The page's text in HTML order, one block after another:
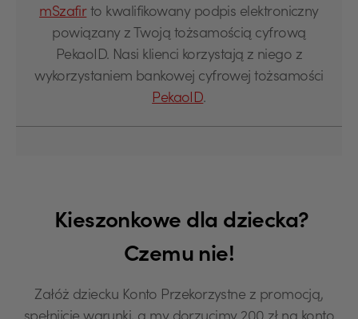
mSzafirto kwalifikowany podpis elektroniczny
powiązany z Twoją tożsamością cyfrową
PekaoID. Nasi klienci korzystają z niego z
wykorzystaniem bankowej cyfrowej tożsamości
PekaoID.
Kieszonkowe dla dziecka?
Czemu nie!
Załóż dziecku Konto Przekorzystne z promocją,